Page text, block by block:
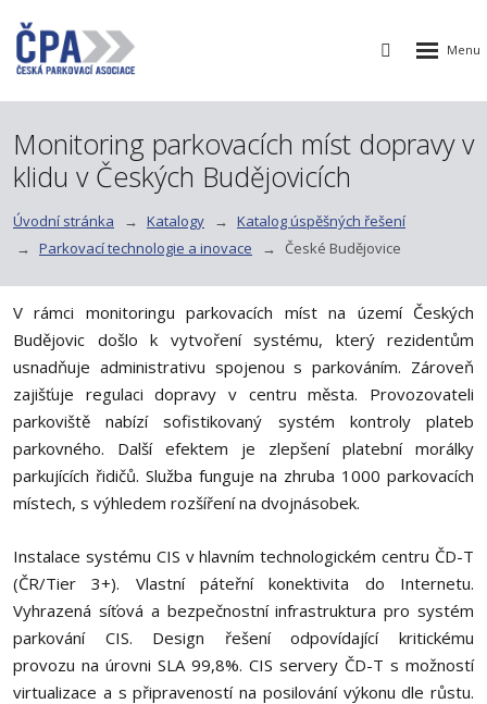
Vyhledávání
Rozbalení
Monitoring parkovacích míst dopravy v
klidu v Českých Budějovicích
Úvodní stránka Katalogy
Katalog úspěšných řešení
Parkovací technologie a inovace
České Budějovice
V rámci monitoringu parkovacích míst na území Českých
Budějovic došlo k vytvoření systému, který rezidentům
usnadňuje administrativu spojenou s parkováním. Zároveň
zajišťuje regulaci dopravy v centru města. Provozovateli
parkoviště nabízí sofistikovaný systém kontroly plateb
parkovného. Další efektem je zlepšení platební morálky
parkujících řidičů. Služba funguje na zhruba 1000 parkovacích
místech, s výhledem rozšíření na dvojnásobek.
Instalace systému CIS v hlavním technologickém centru ČD-T
(ČR/Tier 3+). Vlastní páteřní konektivita do Internetu.
Vyhrazená síťová a bezpečnostní infrastruktura pro systém
parkování CIS. Design řešení odpovídající kritickému
provozu na úrovni SLA 99,8%. CIS servery ČD-T s možností
virtualizace a s připraveností na posilování výkonu dle růstu.